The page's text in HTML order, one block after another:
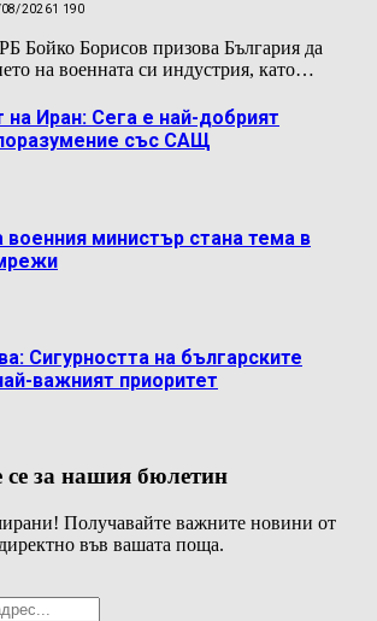
20261 190
Бойко Борисов призова България да
на военната си индустрия, като…
на Иран: Сега е най-добрият
със САЩ
военния министър стана тема в
Сигурността на българските
важният приоритет
се за нашия бюлетин
Получавайте важните новини от
във вашата поща.